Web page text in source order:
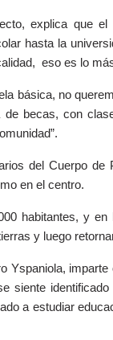
explica que
hasta la
eso es lo
básica, no
becas, con
del Cuerpo
en el centro.
habitantes, y
y luego
Yspaniola,
siente
a estudiar